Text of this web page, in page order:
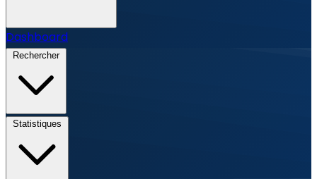
Dashboard
Rechercher
Statistiques